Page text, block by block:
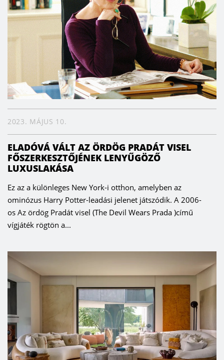
2023. MÁJUS 10.
ELADÓVÁ VÁLT AZ ÖRDÖG PRADÁT VISEL
FŐSZERKESZTŐJÉNEK LENYŰGÖZŐ
LUXUSLAKÁSA
Ez az a különleges New York-i otthon, amelyben az
ominózus Harry Potter-leadási jelenet játszódik. A 2006-
os Az ördög Pradát visel (The Devil Wears Prada )című
vígjáték rögtön a...